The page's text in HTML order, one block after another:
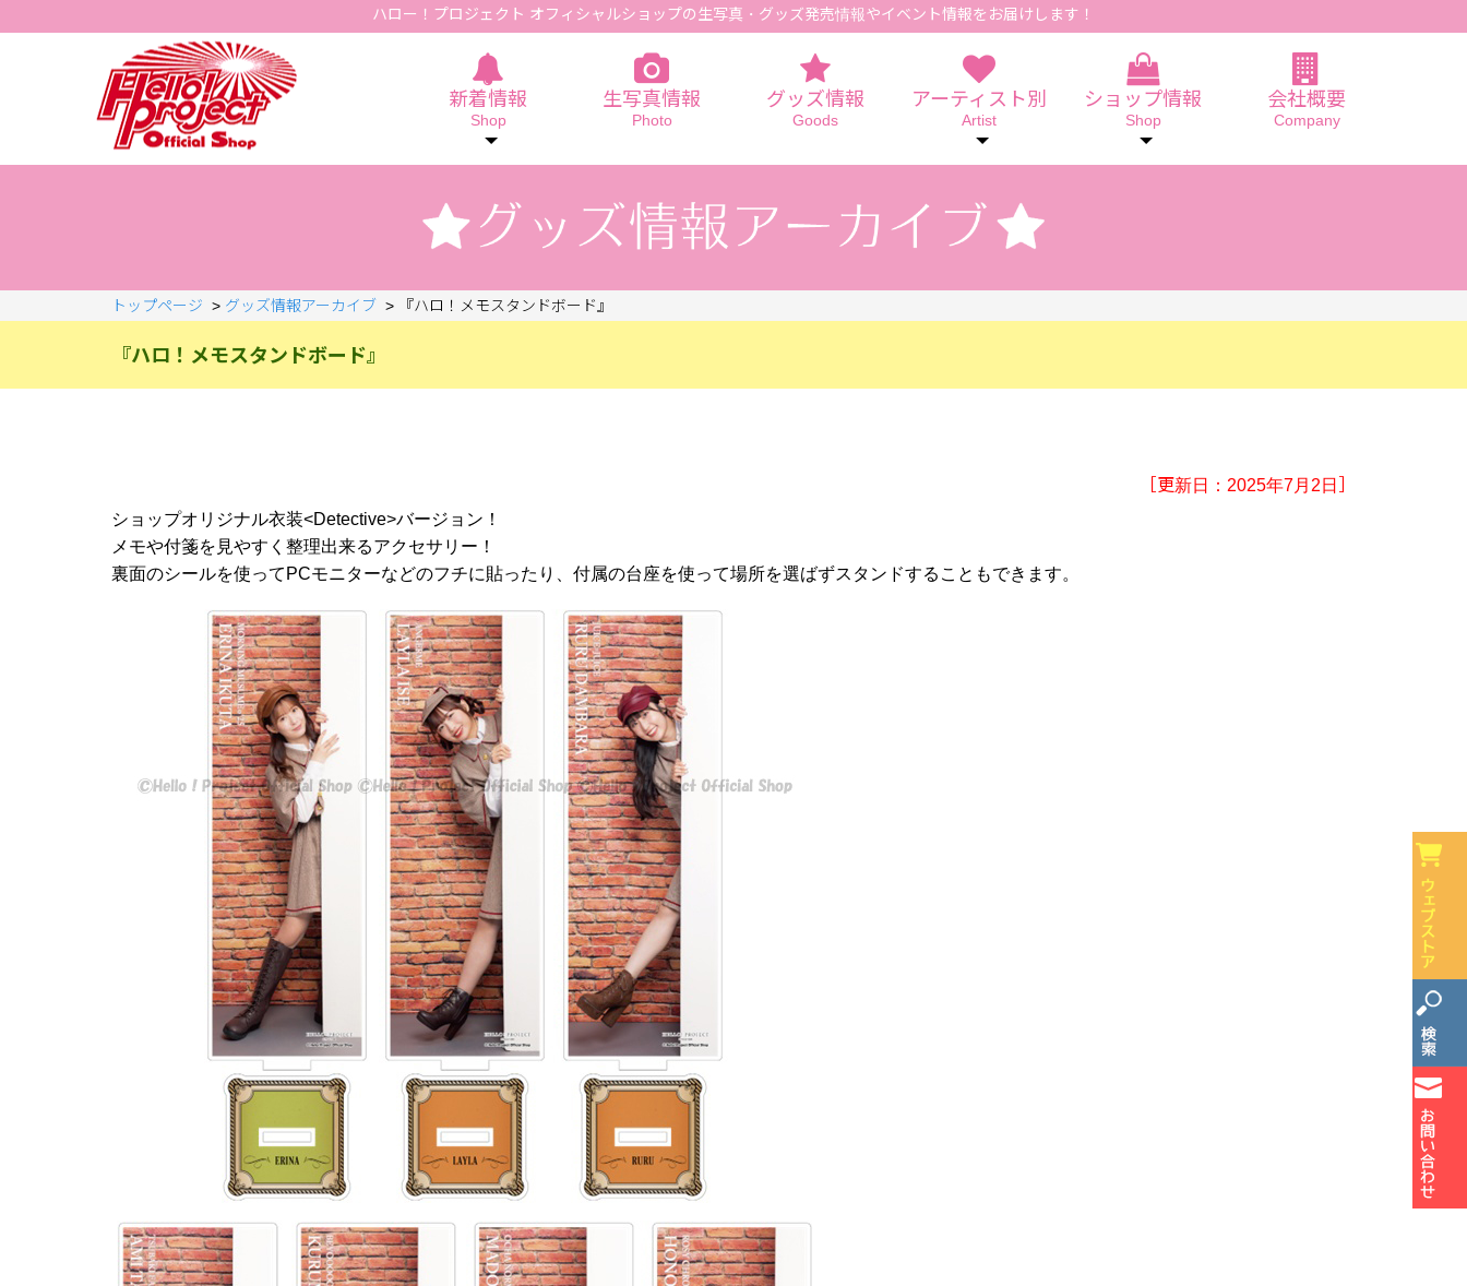
ハロー！プロジェクト オフィシャルショップの生写真 ・グッズ発売情報やイベント情報をお届けします！
新着情報
Shop
生写真情報
Photo
グッズ情報
Goods
アーティスト別
Artist
ショップ情報
Shop
会社概要
Company
トップページ > グッズ情報アーカイブ > 『ハロ！メモスタンドボード』
『ハロ！メモスタンドボード』
［更新日：2025年7月2日］
ショップオリジナル衣装<Detective>バージョン！
メモや付箋を見やすく整理出来るアクセサリー！
裏面のシールを使ってPCモニターなどのフチに貼ったり、付属の台座を使って場所を選ばずスタンドすることもできます。